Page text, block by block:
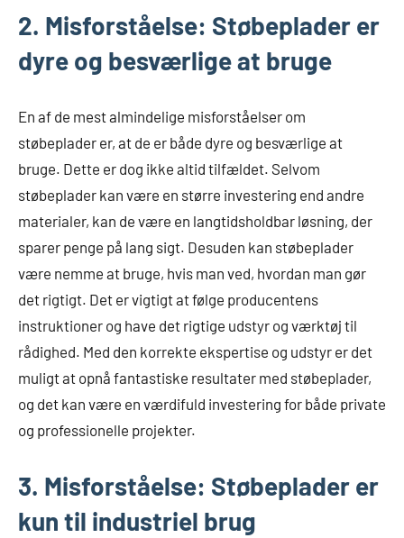
2. Misforståelse: Støbeplader er
dyre og besværlige at bruge
En af de mest almindelige misforståelser om
støbeplader er, at de er både dyre og besværlige at
bruge. Dette er dog ikke altid tilfældet. Selvom
støbeplader kan være en større investering end andre
materialer, kan de være en langtidsholdbar løsning, der
sparer penge på lang sigt. Desuden kan støbeplader
være nemme at bruge, hvis man ved, hvordan man gør
det rigtigt. Det er vigtigt at følge producentens
instruktioner og have det rigtige udstyr og værktøj til
rådighed. Med den korrekte ekspertise og udstyr er det
muligt at opnå fantastiske resultater med støbeplader,
og det kan være en værdifuld investering for både private
og professionelle projekter.
3. Misforståelse: Støbeplader er
kun til industriel brug